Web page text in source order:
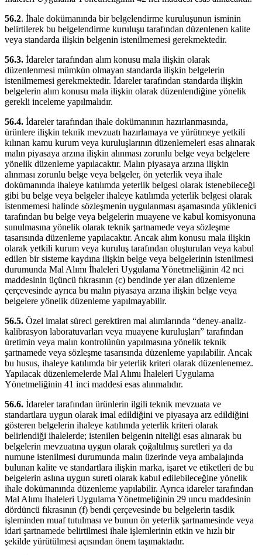
56.2. İhale dokümanında bir belgelendirme kuruluşunun isminin
belirtilerek bu belgelendirme kuruluşu tarafından düzenlenen kalite
veya standarda ilişkin belgenin istenilmemesi gerekmektedir.
56.3. İdareler tarafından alım konusu mala ilişkin olarak
düzenlenmesi mümkün olmayan standarda ilişkin belgelerin
istenilmemesi gerekmektedir. İdareler tarafından standarda ilişkin
belgelerin alım konusu mala ilişkin olarak düzenlendiğine yönelik
gerekli inceleme yapılmalıdır.
56.4. İdareler tarafından ihale dokümanının hazırlanmasında,
ürünlere ilişkin teknik mevzuatı hazırlamaya ve yürütmeye yetkili
kılınan kamu kurum veya kuruluşlarının düzenlemeleri esas alınarak
malın piyasaya arzına ilişkin alınması zorunlu belge veya belgelere
yönelik düzenleme yapılacaktır. Malın piyasaya arzına ilişkin
alınması zorunlu belge veya belgeler, ön yeterlik veya ihale
dokümanında ihaleye katılımda yeterlik belgesi olarak istenebileceği
gibi bu belge veya belgeler ihaleye katılımda yeterlik belgesi olarak
istenmemesi halinde sözleşmenin uygulanması aşamasında yüklenici
tarafından bu belge veya belgelerin muayene ve kabul komisyonuna
sunulmasına yönelik olarak teknik şartnamede veya sözleşme
tasarısında düzenleme yapılacaktır. Ancak alım konusu mala ilişkin
olarak yetkili kurum veya kuruluş tarafından oluşturulan veya kabul
edilen bir sisteme kaydına ilişkin belge veya belgelerinin istenilmesi
durumunda Mal Alımı İhaleleri Uygulama Yönetmeliğinin 42 nci
maddesinin üçüncü fıkrasının (c) bendinde yer alan düzenleme
çerçevesinde ayrıca bu malın piyasaya arzına ilişkin belge veya
belgelere yönelik düzenleme yapılmayabilir.
56.5. Özel imalat süreci gerektiren mal alımlarında “deney-analiz-
kalibrasyon laboratuvarları veya muayene kuruluşları” tarafından
üretimin veya malın kontrolünün yapılmasına yönelik teknik
şartnamede veya sözleşme tasarısında düzenleme yapılabilir. Ancak
bu husus, ihaleye katılımda bir yeterlik kriteri olarak düzenlenemez.
Yapılacak düzenlemelerde Mal Alımı İhaleleri Uygulama
Yönetmeliğinin 41 inci maddesi esas alınmalıdır.
56.6. İdareler tarafından ürünlerin ilgili teknik mevzuata ve
standartlara uygun olarak imal edildiğini ve piyasaya arz edildiğini
gösteren belgelerin ihaleye katılımda yeterlik kriteri olarak
belirlendiği ihalelerde; istenilen belgenin niteliği esas alınarak bu
belgelerin mevzuatına uygun olarak çoğaltılmış suretleri ya da
numune istenilmesi durumunda malın üzerinde veya ambalajında
bulunan kalite ve standartlara ilişkin marka, işaret ve etiketleri de bu
belgelerin aslına uygun sureti olarak kabul edilebileceğine yönelik
ihale dokümanında düzenleme yapılabilir. Ayrıca idareler tarafından
Mal Alımı İhaleleri Uygulama Yönetmeliğinin 29 uncu maddesinin
dördüncü fıkrasının (f) bendi çerçevesinde bu belgelerin tasdik
işleminden muaf tutulması ve bunun ön yeterlik şartnamesinde veya
idari şartnamede belirtilmesi ihale işlemlerinin etkin ve hızlı bir
şekilde yürütülmesi açısından önem taşımaktadır.